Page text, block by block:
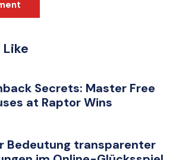
Like
Secrets: Master Free
at Raptor Wins
Bedeutung transparenter